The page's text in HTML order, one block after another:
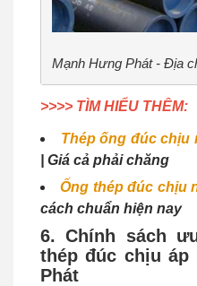
Mạnh Hưng Phát - Địa
>>>> TÌM HIỂU THÊM:
Thép ống đúc chịu
| Giá cả phải chăng
Ống thép đúc chịu
cách chuẩn hiện nay
6. Chính sách
thép đúc chịu áp
Phát